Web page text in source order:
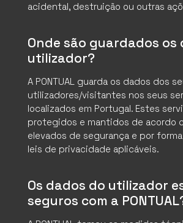
SOLUÇÕES
CONTEÚDOS
PODCAST
CARREIRAS
CONTACTOS
acidental, destruição ou outras
Onde são guardados os
utilizador?
A PONTUAL guarda os dados dos
utilizadores/visitantes nos seus
localizados em Portugal. Estes
protegidos e mantidos de acordo
elevados de segurança e por
leis de privacidade aplicáveis.
Os dados do utilizador
seguros com a